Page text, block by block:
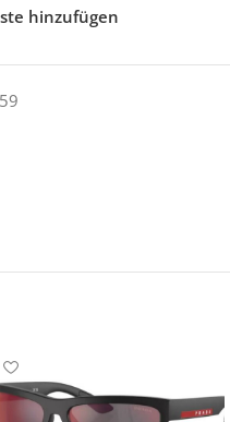
hinzufügen